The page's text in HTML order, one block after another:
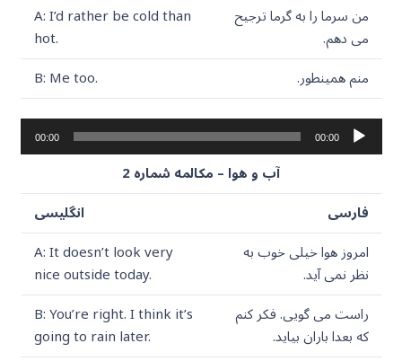
من سرما را به گرما ترجیح
می دهم.
A: I’d rather be cold than
hot.
منم همینطور.
B: Me too.
پخش‌کننده
صوت 00:00
00:00
آب و هوا – مکالمه شماره 2
فارسی
انگلیسی
امروز هوا خیلی خوب به
نظر نمی آید.
A: It doesn’t look very
nice outside today.
راست می گویی. فکر کنم
که بعدا باران بیاید.
B: You’re right. I think it’s
going to rain later.